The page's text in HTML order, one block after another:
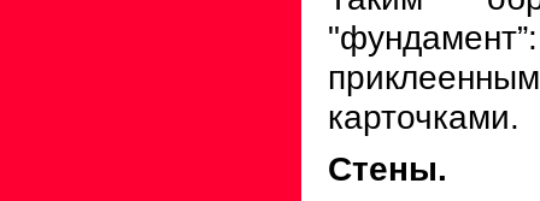
карточками.
Стены.